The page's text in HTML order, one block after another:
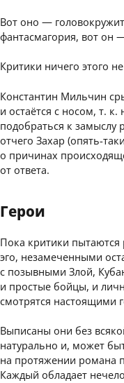
Вот оно —
фантасмагория, вот он
Критики ничего этого
Константин Мильчин
и остаётся с носом, т.
подобраться к замыслу
отчего Захар (опять-
о причинах
от ответа.
Герои
Пока критики пытаются
эго, незамеченными
с позывными Злой,
и простые бойцы, и
смотрятся настоящими
Выписаны они без
натурально и, может
на протяжении романа
Каждый обладает